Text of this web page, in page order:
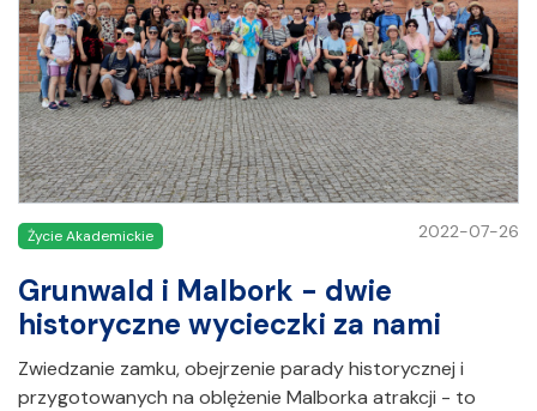
Życie Akademickie 2022-07-26
Grunwald i Malbork - dwie
historyczne wycieczki za nami
Zwiedzanie zamku, obejrzenie parady historycznej i
przygotowanych na oblężenie Malborka atrakcji - to